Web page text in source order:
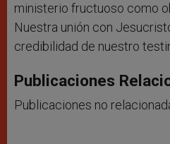
ministerio fructuoso como
Nuestra unión con
credibilidad de nuestro
Publicaciones
Publicaciones no